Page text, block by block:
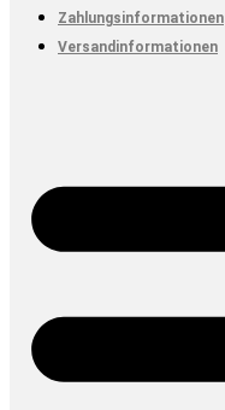
Zahlungsinformationen
Versandinformationen